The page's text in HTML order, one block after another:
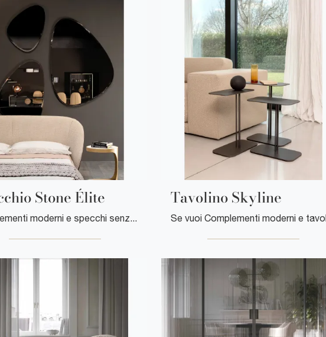
Stone Élite Tavolino Skyline